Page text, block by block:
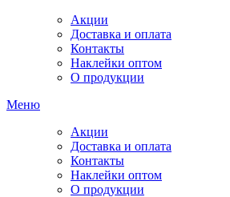
Акции
Доставка и оплата
Контакты
Наклейки оптом
О продукции
Меню
Акции
Доставка и оплата
Контакты
Наклейки оптом
О продукции